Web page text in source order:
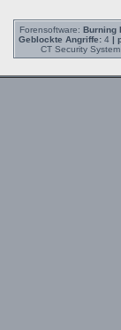
Forensoftware: Burning
Geblockte Angriffe:4 |
CT Security